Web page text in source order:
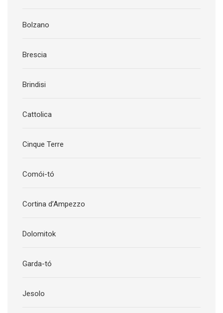
Bolzano
Brescia
Brindisi
Cattolica
Cinque Terre
Comói-tó
Cortina d’Ampezzo
Dolomitok
Garda-tó
Jesolo